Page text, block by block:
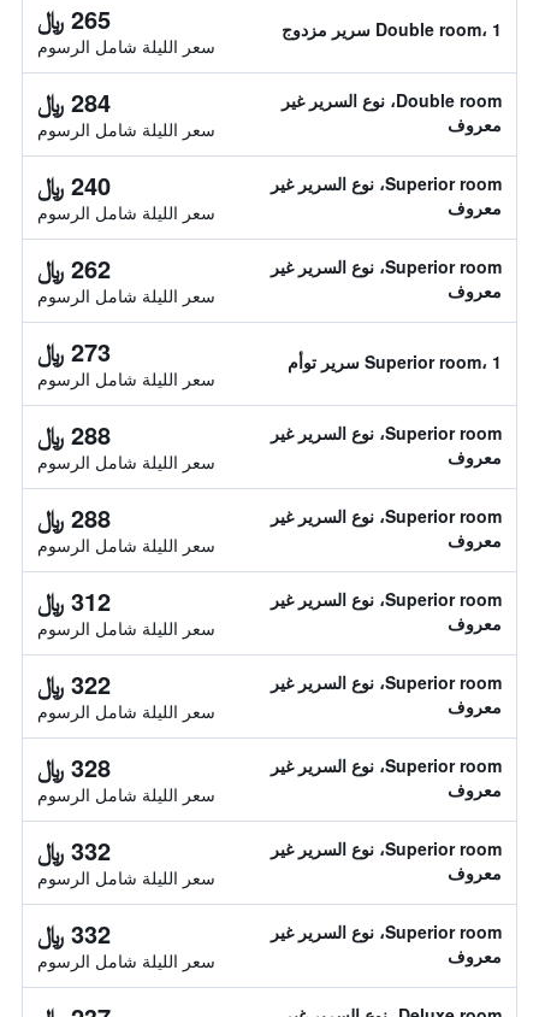
Double room، 1 سرير مزدوج 265 ﷼
سعر الليلة شامل الرسوم
Double room، نوع السرير غير
معروف
284 ﷼
سعر الليلة شامل الرسوم
Superior room، نوع السرير غير
معروف
240 ﷼
سعر الليلة شامل الرسوم
Superior room، نوع السرير غير
معروف
262 ﷼
سعر الليلة شامل الرسوم
Superior room، 1 سرير توأم 273 ﷼
سعر الليلة شامل الرسوم
Superior room، نوع السرير غير
معروف
288 ﷼
سعر الليلة شامل الرسوم
Superior room، نوع السرير غير
معروف
288 ﷼
سعر الليلة شامل الرسوم
Superior room، نوع السرير غير
معروف
312 ﷼
سعر الليلة شامل الرسوم
Superior room، نوع السرير غير
معروف
322 ﷼
سعر الليلة شامل الرسوم
Superior room، نوع السرير غير
معروف
328 ﷼
سعر الليلة شامل الرسوم
Superior room، نوع السرير غير
معروف
332 ﷼
سعر الليلة شامل الرسوم
Superior room، نوع السرير غير
معروف
332 ﷼
سعر الليلة شامل الرسوم